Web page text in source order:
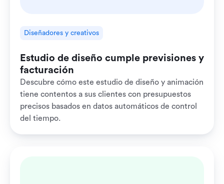
Diseñadores y creativos
Estudio de diseño cumple previsiones y
facturación
Descubre cómo este estudio de diseño y animación
tiene contentos a sus clientes con presupuestos
precisos basados en datos automáticos de control
del tiempo.